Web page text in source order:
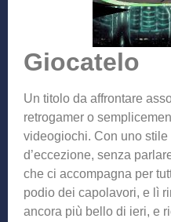
Giocatelo
Un titolo da affrontare
retrogamer o
videogiochi. Con uno
d’eccezione, senza
che ci accompagna per
podio dei capolavori, e lì
ancora più bello di ieri, e